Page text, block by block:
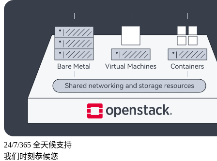
24/7/365 全天候支持
我们时刻恭候您